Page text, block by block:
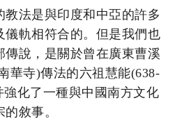
法是與印度和中亞的許多
儀軌相符合的。但是我們也
傳說，是關於曾在廣東曹溪
華寺)傳法的六祖慧能(638-
強化了一種與中國南方文化
敘事。